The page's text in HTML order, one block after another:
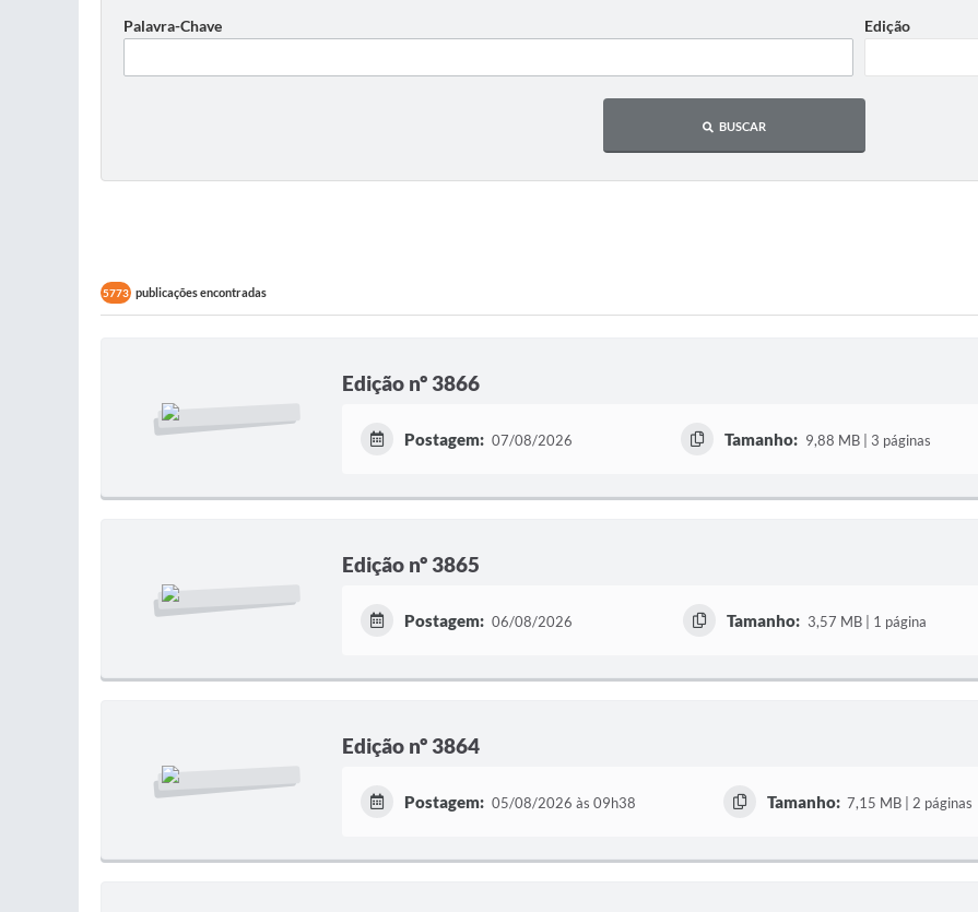
Palavra-Chave Edição
BUSCAR
5773 publicações encontradas
Edição nº 3866
Postagem: 07/08/2026 Tamanho: 9,88 MB | 3 páginas
Edição nº 3865
Postagem: 06/08/2026 Tamanho: 3,57 MB | 1 página
Edição nº 3864
Postagem: 05/08/2026 às 09h38 Tamanho: 7,15 MB | 2 páginas